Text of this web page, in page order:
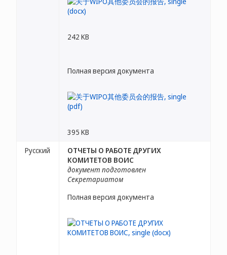
242 KB
Полная версия документа
395 KB
Русский
ОТЧЕТЫ О РАБОТЕ ДРУГИХ
КОМИТЕТОВ ВОИС
документ подготовлен
Секретариатом
Полная версия документа